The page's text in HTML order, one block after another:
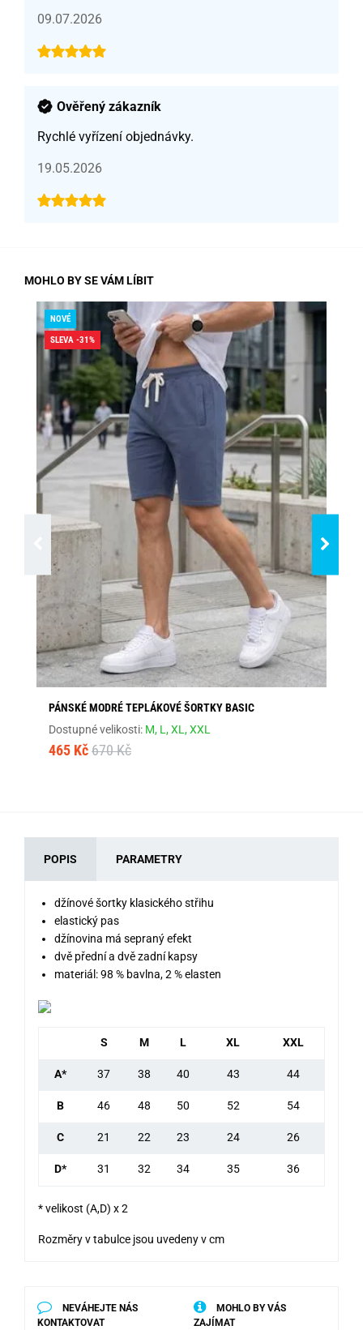
09.07.2026
Ověřený zákazník
Rychlé vyřízení objednávky.
19.05.2026
MOHLO BY SE VÁM LÍBIT
NOVÉ
SLEVA -31%
PÁNSKÉ MODRÉ TEPLÁKOVÉ ŠORTKY BASIC
Dostupné velikosti: M, L,XL,XXL
465 Kč 670 Kč
POPIS PARAMETRY
džínové šortky klasického střihu
elastický pas
džínovina má sepraný efekt
dvě přední a dvě zadní kapsy
materiál: 98 % bavlna, 2 % elasten
S M L XL XXL
A* 37 38 40 43 44
B 46 48 50 52 54
C 21 22 23 24 26
D* 31 32 34 35 36
* velikost (A,D) x 2
Rozměry v tabulce jsou uvedeny v cm
NEVÁHEJTE NÁS
KONTAKTOVAT
MOHLO BY VÁS
ZAJÍMAT